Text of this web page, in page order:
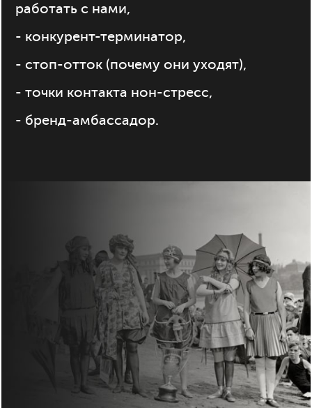
работать с нами,
- конкурент-терминатор,
- стоп-отток (почему они уходят),
- точки контакта нон-стресс,
- бренд-амбассадор.